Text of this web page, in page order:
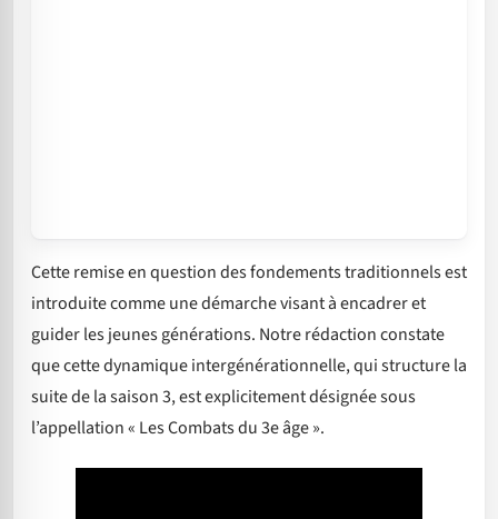
Cette remise en question des fondements traditionnels est
introduite comme une démarche visant à encadrer et
guider les jeunes générations. Notre rédaction constate
que cette dynamique intergénérationnelle, qui structure la
suite de la saison 3, est explicitement désignée sous
l’appellation « Les Combats du 3e âge ».